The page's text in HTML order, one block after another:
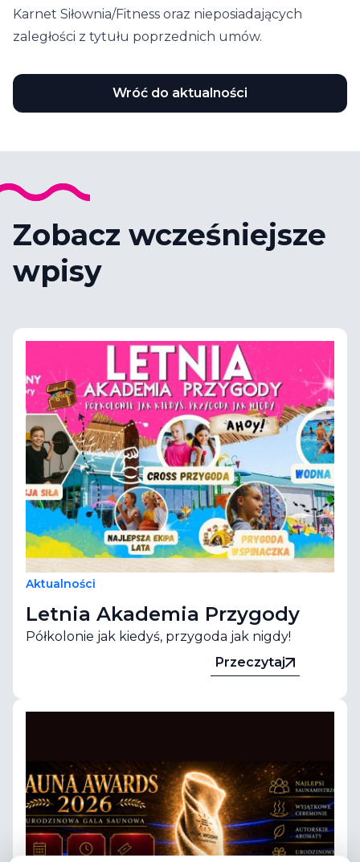
Karnet Siłownia/Fitness oraz nieposiadających
zaległości z tytułu poprzednich umów.
Wróć do aktualności
Zobacz wcześniejsze
wpisy
Aktualności
Letnia Akademia Przygody
Półkolonie jak kiedyś, przygoda jak nigdy!
Przeczytaj